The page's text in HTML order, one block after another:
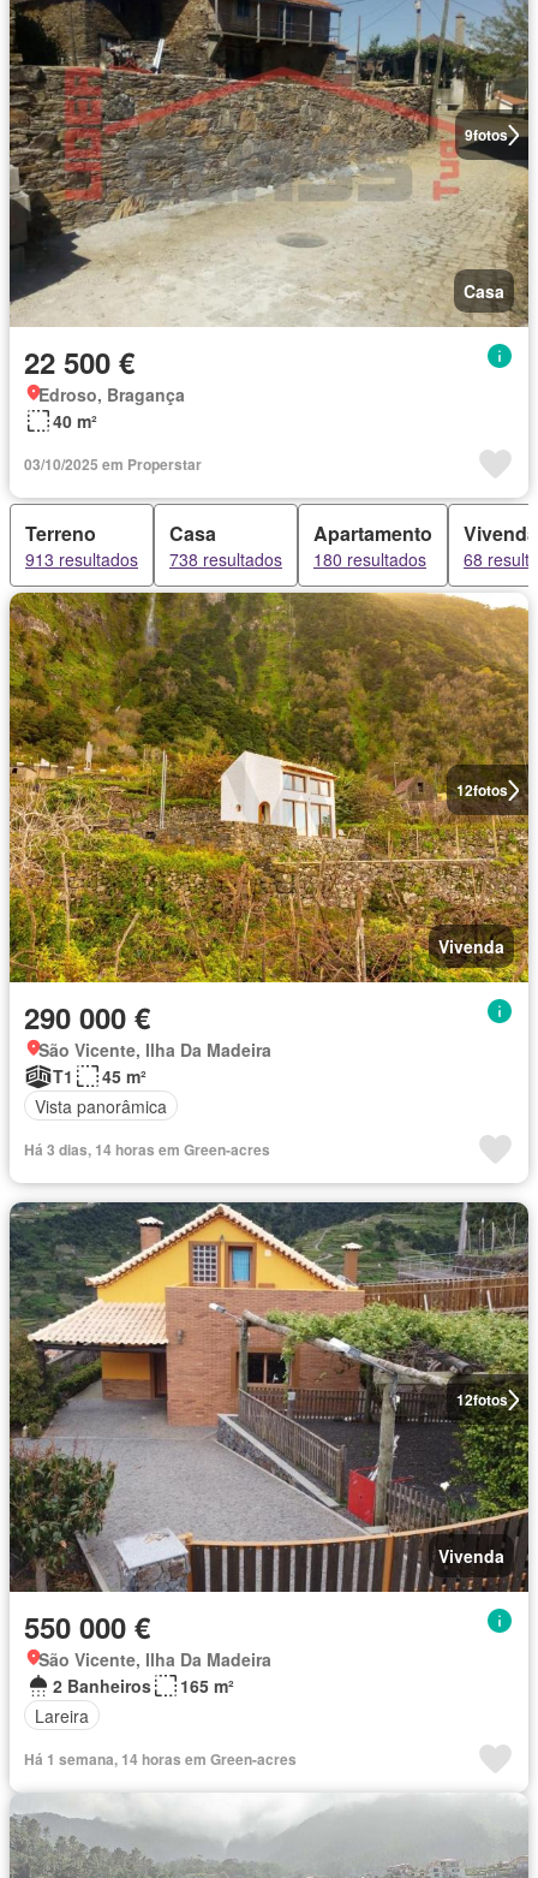
9fotos
Casa
22 500 €
Edroso, Bragança
40 m²
03/10/2025 em Properstar
Terreno
913 resultados
Casa
738 resultados
Apartamento
180 resultados
Vivenda
68
12fotos
Vivenda
290 000 €
São Vicente, Ilha Da Madeira
T1
45 m²
Vista panorâmica
Há 3 dias, 14 horas em Green-acres
12fotos
Vivenda
550 000 €
São Vicente, Ilha Da Madeira
2 Banheiros
165 m²
Lareira
Há 1 semana, 14 horas em Green-acres